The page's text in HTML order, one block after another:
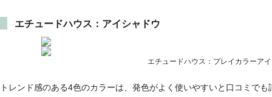
エチュードハウス：アイシャドウ
エチュードハウス：プレイカラーア
トレンド感のある4色のカラーは、発色がよく使いやすいと口コミでも